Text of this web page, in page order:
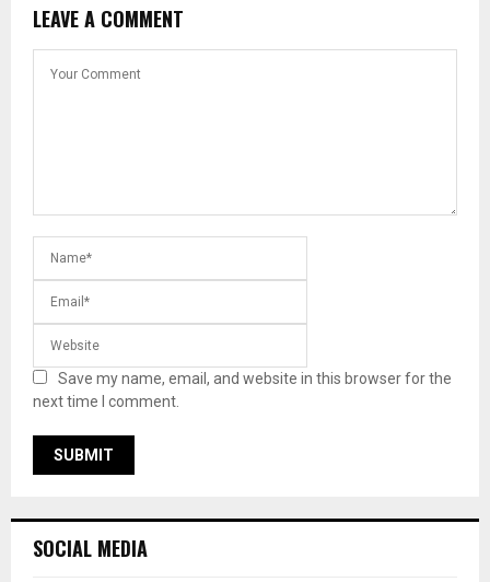
LEAVE A COMMENT
Save my name, email, and website in this browser for the
next time I comment.
SOCIAL MEDIA